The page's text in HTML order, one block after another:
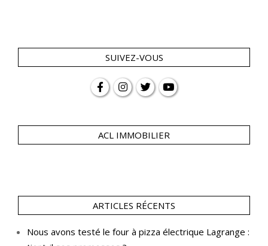
SUIVEZ-VOUS
ACL IMMOBILIER
ARTICLES RÉCENTS
Nous avons testé le four à pizza électrique Lagrange :